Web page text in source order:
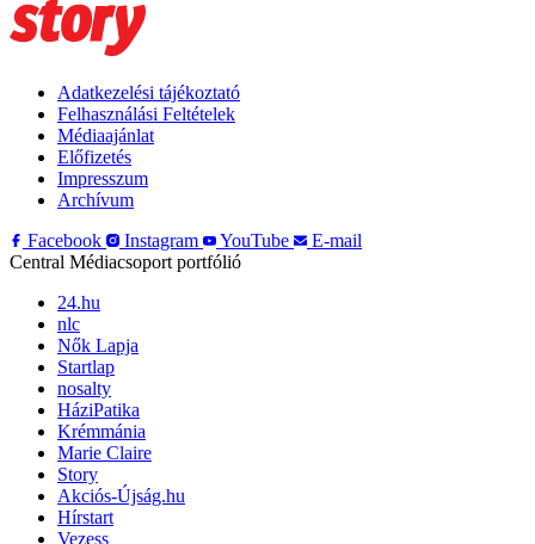
Adatkezelési tájékoztató
Felhasználási Feltételek
Médiaajánlat
Előfizetés
Impresszum
Archívum
Facebook
Instagram YouTube
E-mail
Central Médiacsoport portfólió
24.hu
nlc
Nők Lapja
Startlap
nosalty
HáziPatika
Krémmánia
Marie Claire
Story
Akciós-Újság.hu
Hírstart
Vezess